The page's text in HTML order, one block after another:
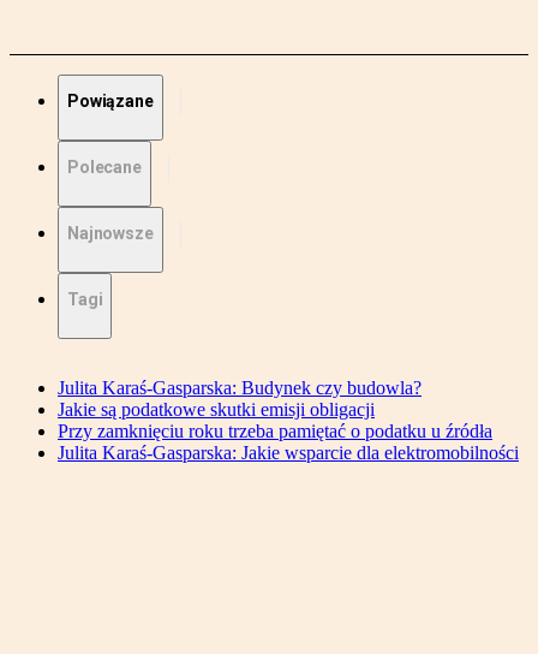
Powiązane
Polecane
Najnowsze
Tagi
Julita Karaś-Gasparska: Budynek czy budowla?
Jakie są podatkowe skutki emisji obligacji
Przy zamknięciu roku trzeba pamiętać o podatku u źródła
Julita Karaś-Gasparska: Jakie wsparcie dla elektromobilności